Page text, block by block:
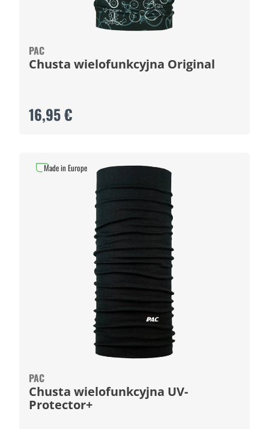
PAC
Chusta wielofunkcyjna Original
16,95 €
PAC
Chusta wielofunkcyjna UV-
Protector+
Made in Europe